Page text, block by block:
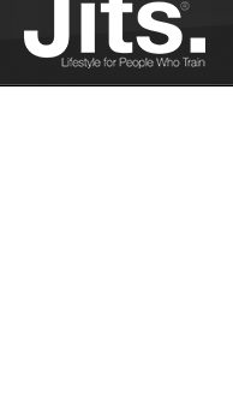
Le top 10 de la liste
11/26/2020
Le top 10 de la liste du